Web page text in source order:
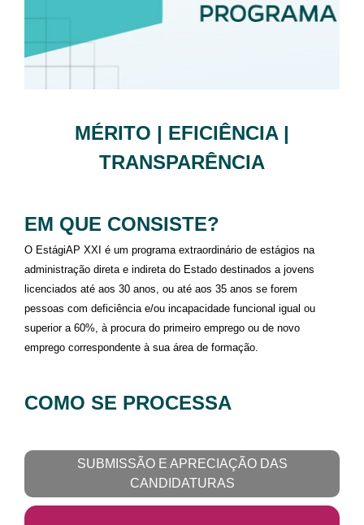
MÉRITO | EFICIÊNCIA |
TRANSPARÊNCIA
EM QUE CONSISTE?
O EstágiAP XXI é um programa extraordinário de estágios na
administração direta e indireta do Estado destinados a jovens
licenciados até aos 30 anos, ou até aos 35 anos se forem
pessoas com deficiência e/ou incapacidade funcional igual ou
superior a 60%, à procura do primeiro emprego ou de novo
emprego correspondente à sua área de formação.
COMO SE PROCESSA
SUBMISSÃO E APRECIAÇÃO DAS
CANDIDATURAS